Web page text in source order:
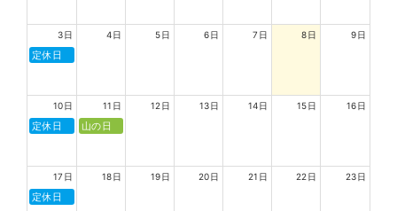
3日
定休日
4日 5日 6日 7日 8日 9日
10日
定休日
11日
山の日
12日 13日 14日 15日 16日
17日
定休日
18日 19日 20日 21日 22日 23日